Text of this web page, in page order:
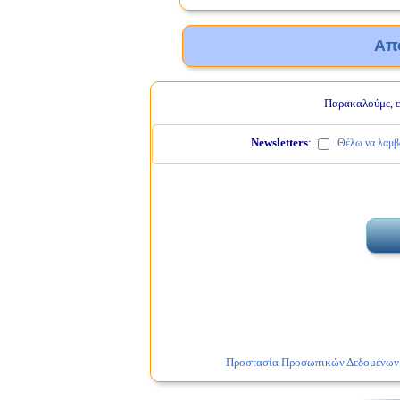
Παρακαλούμε,
Newsletters: Θέλω να
Προστασία Προσωπικών Δεδομένων